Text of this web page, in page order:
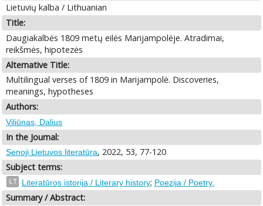
Lietuvių kalba / Lithuanian
Title:
Daugiakalbės 1809 metų eilės Marijampolėje. Atradimai,
reikšmės, hipotezės
Alternative Title:
Multilingual verses of 1809 in Marijampolė. Discoveries,
meanings, hypotheses
Authors:
Viliūnas, Dalius
In the Journal:
Senoji Lietuvos literatūra, 2022, 53, 77-120
Subject terms:
LT Literatūros istorija / Literary history; Poezija / Poetry.
Summary / Abstract: